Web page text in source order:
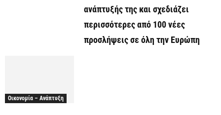
ανάπτυξής της και σχεδιάζει
περισσότερες από 100 νέες
προσλήψεις σε όλη την Ευρώπη
Οικονομία – Ανάπτυξη